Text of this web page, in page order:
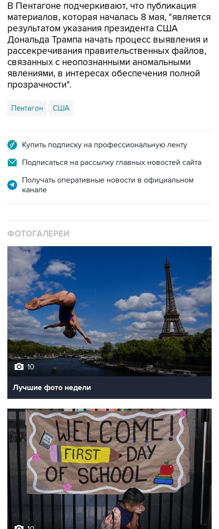
В Пентагоне подчеркивают, что публикация
материалов, которая началась 8 мая, "является
результатом указания президента США
Дональда Трампа начать процесс выявления и
рассекречивания правительственных файлов,
связанных с неопознанными аномальными
явлениями, в интересах обеспечения полной
прозрачности".
Пентагон США
Купить подписку на профессиональную ленту
Подписаться на рассылку главных новостей сайта
Получать оперативные новости в официальном
канале
ФОТОГАЛЕРЕИ
10
Лучшие фото недели